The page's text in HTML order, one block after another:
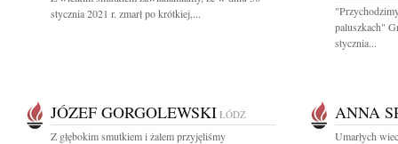
stycznia 2021 r. zmarł po krótkiej,...
paluszkach"
stycznia...
JÓZEF GORGOLEWSKI ŁÓDŹ
Z głębokim smutkiem i żalem przyjęliśmy
ANNA
Umarłych